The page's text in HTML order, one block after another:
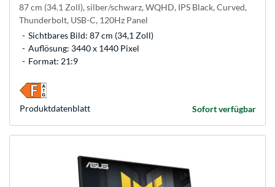
87 cm (34.1 Zoll), silber/schwarz, WQHD, IPS Black, Curved,
Thunderbolt, USB-C, 120Hz Panel
Sichtbares Bild: 87 cm (34,1 Zoll)
Auflösung: 3440 x 1440 Pixel
Format: 21:9
Sofort verfügbar
Produkt­datenblatt